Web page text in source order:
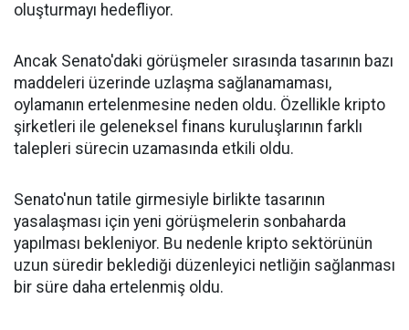
oluşturmayı hedefliyor.
Ancak Senato'daki görüşmeler sırasında tasarının bazı
maddeleri üzerinde uzlaşma sağlanamaması,
oylamanın ertelenmesine neden oldu. Özellikle kripto
şirketleri ile geleneksel finans kuruluşlarının farklı
talepleri sürecin uzamasında etkili oldu.
Senato'nun tatile girmesiyle birlikte tasarının
yasalaşması için yeni görüşmelerin sonbaharda
yapılması bekleniyor. Bu nedenle kripto sektörünün
uzun süredir beklediği düzenleyici netliğin sağlanması
bir süre daha ertelenmiş oldu.